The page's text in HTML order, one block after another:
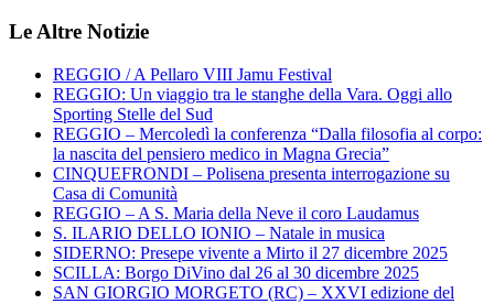
Le Altre Notizie
REGGIO / A Pellaro VIII Jamu Festival
REGGIO: Un viaggio tra le stanghe della Vara. Oggi allo
Sporting Stelle del Sud
REGGIO – Mercoledì la conferenza “Dalla filosofia al corpo:
la nascita del pensiero medico in Magna Grecia”
CINQUEFRONDI – Polisena presenta interrogazione su
Casa di Comunità
REGGIO – A S. Maria della Neve il coro Laudamus
S. ILARIO DELLO IONIO – Natale in musica
SIDERNO: Presepe vivente a Mirto il 27 dicembre 2025
SCILLA: Borgo DiVino dal 26 al 30 dicembre 2025
SAN GIORGIO MORGETO (RC) – XXVI edizione del